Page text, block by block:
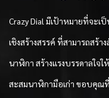
Crazy Dial มีเป้าหมายที่จะเ
เชิงสร้างสรรค์ ที่สามารถสร้า
นาฬิกา สร้างแรงบรรดาลใ
สะสมนาฬิกามือเก่า ขอบคุณ